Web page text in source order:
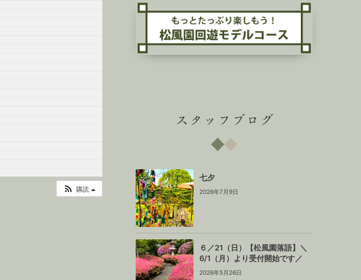
購読
スタッフブログ
七夕
2026年7月9日
６／21（日）【松風園落語】＼
6/1（月）より受付開始です／
2026年5月26日